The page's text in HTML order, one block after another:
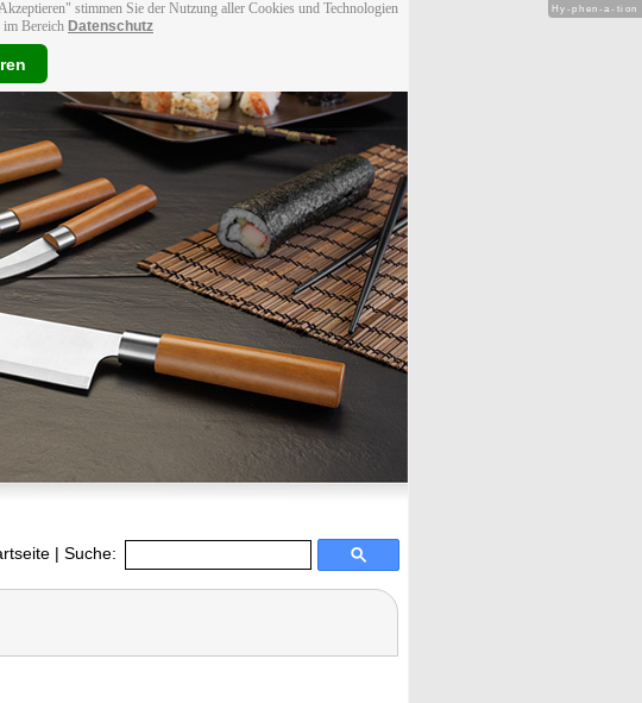
stimmen Sie der Nutzung aller Cookies und Technologien
Bereich Datenschutz
| Suche:
Hy-phen-a-tion